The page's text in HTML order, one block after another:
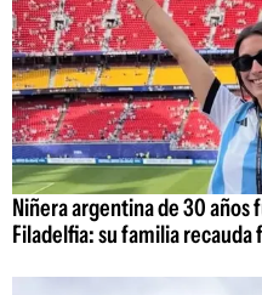
Niñera argentina de 30 años
Filadelfia: su familia recauda